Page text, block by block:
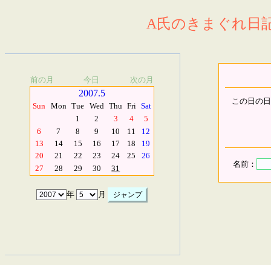
A氏のきまぐれ日
前の月 今日 次の月
2007.5
Sun Mon Tue Wed Thu Fri Sat
1
2 3 4
5
6
7 8 9 10 11
12
13
14 15 16 17 18
19
20
21 22 23 24 25
26
27
28 29 30 31
年 月
この日の
名前：